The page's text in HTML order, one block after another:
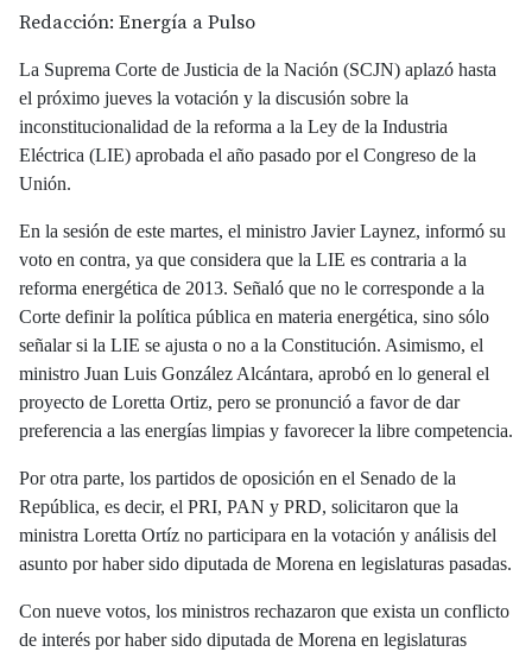
Redacción: Energía a Pulso
La Suprema Corte de Justicia de la Nación (SCJN) aplazó hasta
el próximo jueves la votación y la discusión sobre la
inconstitucionalidad de la reforma a la Ley de la Industria
Eléctrica (LIE) aprobada el año pasado por el Congreso de la
Unión.
En la sesión de este martes, el ministro Javier Laynez, informó su
voto en contra, ya que considera que la LIE es contraria a la
reforma energética de 2013. Señaló que no le corresponde a la
Corte definir la política pública en materia energética, sino sólo
señalar si la LIE se ajusta o no a la Constitución. Asimismo, el
ministro Juan Luis González Alcántara, aprobó en lo general el
proyecto de Loretta Ortiz, pero se pronunció a favor de dar
preferencia a las energías limpias y favorecer la libre competencia.
Por otra parte, los partidos de oposición en el Senado de la
República, es decir, el PRI, PAN y PRD, solicitaron que la
ministra Loretta Ortíz no participara en la votación y análisis del
asunto por haber sido diputada de Morena en legislaturas pasadas.
Con nueve votos, los ministros rechazaron que exista un conflicto
de interés por haber sido diputada de Morena en legislaturas